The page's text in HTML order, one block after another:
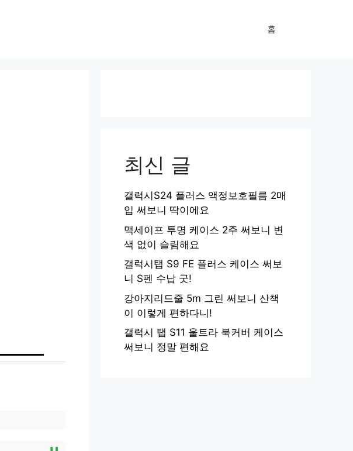
홈
최신 글
갤럭시S24 플러스 액정보호필름 2매
입 써보니 딱이에요
맥세이프 투명 케이스 2주 써보니 변
색 없이 슬림해요
갤럭시탭 S9 FE 플러스 케이스 써보
니 S펜 수납 굿!
강아지리드줄 5m 그린 써보니 산책
이 이렇게 편하다니!
갤럭시 탭 S11 울트라 북커버 케이스
써보니 정말 편해요